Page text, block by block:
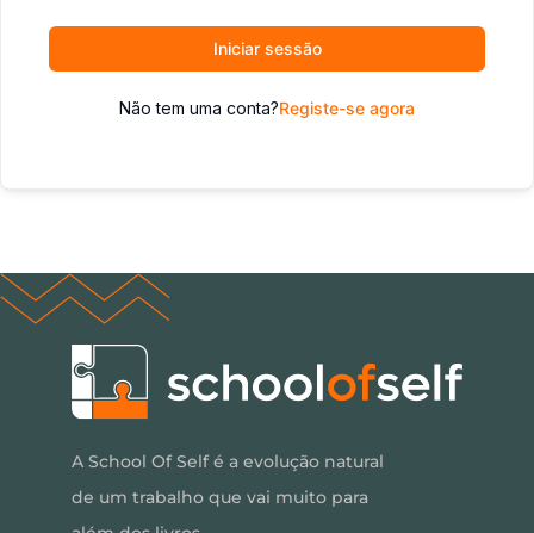
Iniciar sessão
Não tem uma conta?Registe-se agora
A School Of Self é a evolução natural
de um trabalho que vai muito para